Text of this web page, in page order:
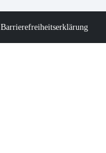
Barrierefreiheitserklärung